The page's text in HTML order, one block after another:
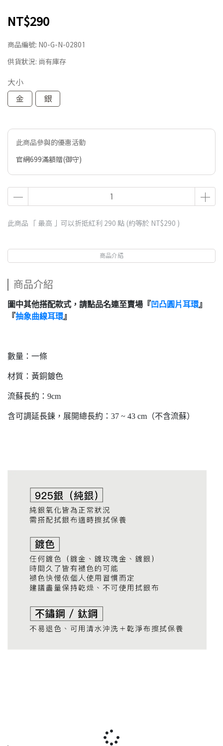
NT$290
商品編號: N0-G-N-02801
供貨狀況: 尚有庫存
大小
金
銀
此商品參與的優惠活動
官網699滿額贈(御守)
此商品 「 最高 」可以折抵紅利 290 點 (約等於 NT$290 )
商品介紹
商品介紹
圖中其他搭配款式，請點品名連至賣場『凹凸圓片耳環』
『抽象曲線耳環』
數量：一條
材質：黃銅鍍色
流蘇長約：9cm
含可調延長鍊，展開總長約：37 ~ 43 cm（不含流蘇）